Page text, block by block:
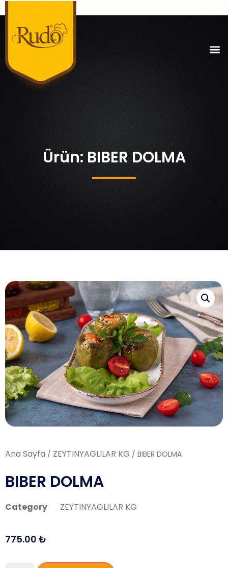
Ürün: BIBER DOLMA
Ana Sayfa / ZEYTINYAGLILAR KG / BIBER DOLMA
BIBER DOLMA
Category ZEYTINYAGLILAR KG
775.00 ₺